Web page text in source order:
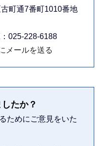
町通7番町1010番地
025-228-6188
メールを送る
たか？
ためにご意見をいた